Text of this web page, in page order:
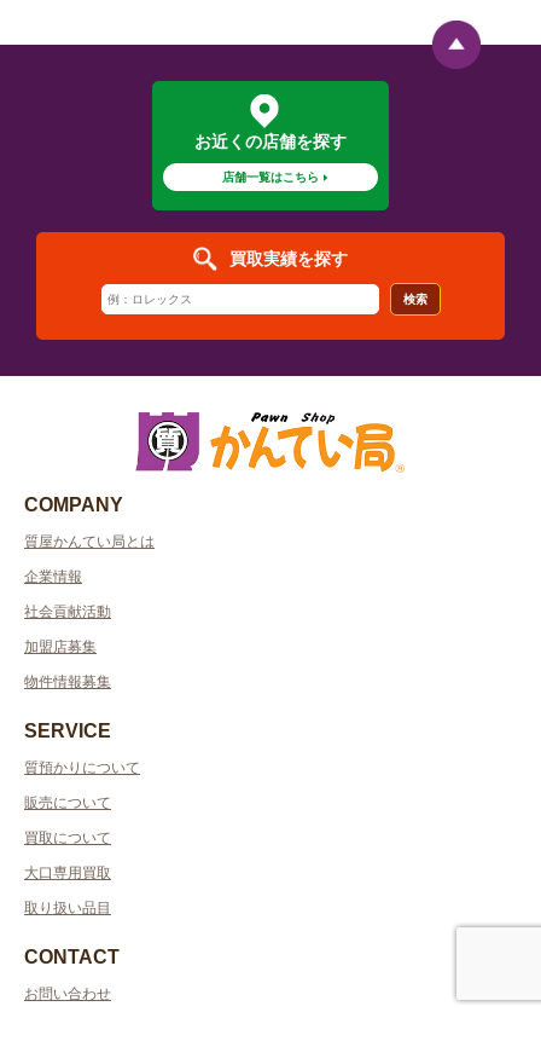
お近くの店舗を探す
店舗一覧はこちら
買取実績を探す
検索
COMPANY
質屋かんてい局とは
企業情報
社会貢献活動
加盟店募集
物件情報募集
SERVICE
質預かりについて
販売について
買取について
大口専用買取
取り扱い品目
CONTACT
お問い合わせ